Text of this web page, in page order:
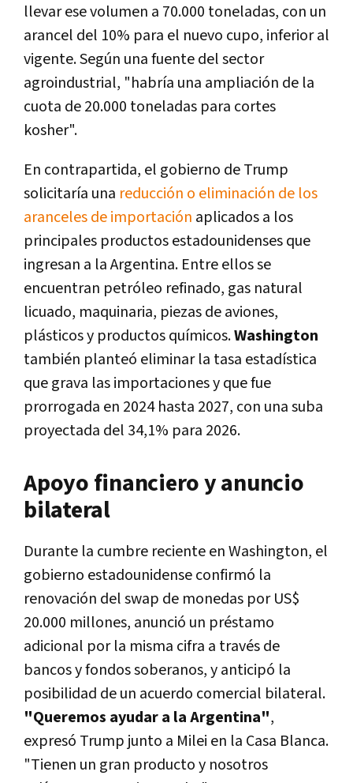
llevar ese volumen a 70.000 toneladas, con un
arancel del 10% para el nuevo cupo, inferior al
vigente. Según una fuente del sector
agroindustrial, "habría una ampliación de la
cuota de 20.000 toneladas para cortes
kosher".
En contrapartida, el gobierno de Trump
solicitaría una reducción o eliminación de los
aranceles de importación aplicados a los
principales productos estadounidenses que
ingresan a la Argentina. Entre ellos se
encuentran petróleo refinado, gas natural
licuado, maquinaria, piezas de aviones,
plásticos y productos químicos.Washington
también planteó eliminar la tasa estadística
que grava las importaciones y que fue
prorrogada en 2024 hasta 2027, con una suba
proyectada del 34,1% para 2026.
Apoyo financiero y anuncio
bilateral
Durante la cumbre reciente en Washington, el
gobierno estadounidense confirmó la
renovación del swap de monedas por US$
20.000 millones, anunció un préstamo
adicional por la misma cifra a través de
bancos y fondos soberanos, y anticipó la
posibilidad de un acuerdo comercial bilateral.
"Queremos ayudar a la Argentina",
expresó Trump junto a Milei en la Casa Blanca.
"Tienen un gran producto y nosotros